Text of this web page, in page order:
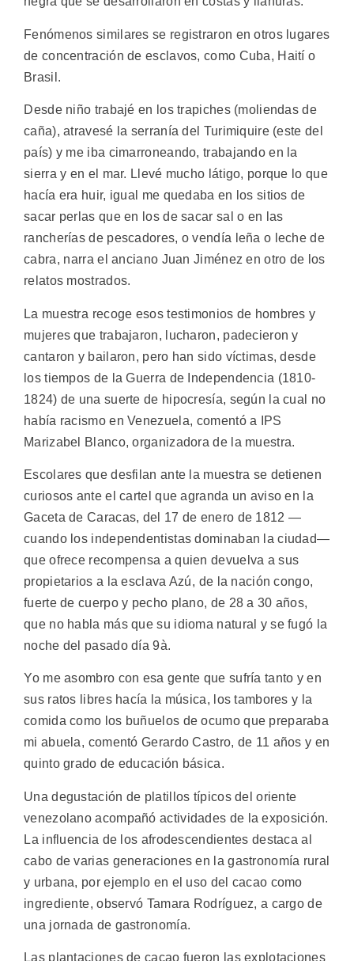
Fenómenos similares se registraron en otros lugares
de concentración de esclavos, como Cuba, Haití o
Brasil.
Desde niño trabajé en los trapiches (moliendas de
caña), atravesé la serranía del Turimiquire (este del
país) y me iba cimarroneando, trabajando en la
sierra y en el mar. Llevé mucho látigo, porque lo que
hacía era huir, igual me quedaba en los sitios de
sacar perlas que en los de sacar sal o en las
rancherías de pescadores, o vendía leña o leche de
cabra, narra el anciano Juan Jiménez en otro de los
relatos mostrados.
La muestra recoge esos testimonios de hombres y
mujeres que trabajaron, lucharon, padecieron y
cantaron y bailaron, pero han sido víctimas, desde
los tiempos de la Guerra de Independencia (1810-
1824) de una suerte de hipocresía, según la cual no
había racismo en Venezuela, comentó a IPS
Marizabel Blanco, organizadora de la muestra.
Escolares que desfilan ante la muestra se detienen
curiosos ante el cartel que agranda un aviso en la
Gaceta de Caracas, del 17 de enero de 1812 —
cuando los independentistas dominaban la ciudad—
que ofrece recompensa a quien devuelva a sus
propietarios a la esclava Azú, de la nación congo,
fuerte de cuerpo y pecho plano, de 28 a 30 años,
que no habla más que su idioma natural y se fugó la
noche del pasado día 9à.
Yo me asombro con esa gente que sufría tanto y en
sus ratos libres hacía la música, los tambores y la
comida como los buñuelos de ocumo que preparaba
mi abuela, comentó Gerardo Castro, de 11 años y en
quinto grado de educación básica.
Una degustación de platillos típicos del oriente
venezolano acompañó actividades de la exposición.
La influencia de los afrodescendientes destaca al
cabo de varias generaciones en la gastronomía rural
y urbana, por ejemplo en el uso del cacao como
ingrediente, observó Tamara Rodríguez, a cargo de
una jornada de gastronomía.
Las plantaciones de cacao fueron las explotaciones